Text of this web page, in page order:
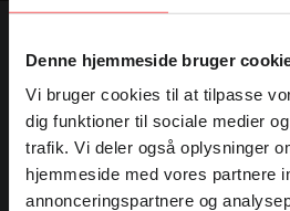
Denne hjemmeside bruger
Vi bruger cookies til at tilpasse
dig funktioner til sociale medier
trafik. Vi deler også oplysninger
hjemmeside med vores partnere
annonceringspartnere og
Tilmeld dig vores nyhedsbrev